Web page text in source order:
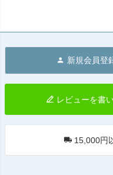
新規会員登
レビューを書
15,000円